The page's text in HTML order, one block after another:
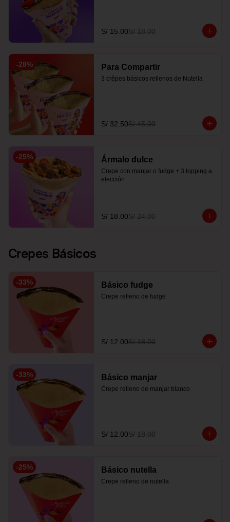
S/ 15.00S/ 18.00
-28% Para Compartir
3 crêpes básicos rellenos de Nutella
S/ 32.50S/ 45.00
-25% Ármalo dulce
Crepe con manjar o fudge + 3 topping a
elección
S/ 18.00S/ 24.00
Crepes Básicos
-33% Básico fudge
Crepe relleno de fudge
S/ 12.00S/ 18.00
-33% Básico manjar
Crepe relleno de manjar blanco
S/ 12.00S/ 18.00
-25% Básico nutella
Crepe relleno de nutella